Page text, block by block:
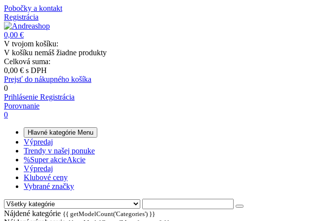
Pobočky a kontakt
Registrácia
0,00 €
V tvojom košíku:
V košíku nemáš žiadne produkty
Celková suma:
0,00 € s DPH
Prejsť do nákupného košíka
0
Prihlásenie Registrácia
Porovnanie
0
Hlavné kategórie Menu
Výpredaj
Trendy v našej ponuke
%Super akcieAkcie
Výpredaj
Klubové ceny
Vybrané značky
Nájdené kategórie {{ getModelCount('Categories') }}